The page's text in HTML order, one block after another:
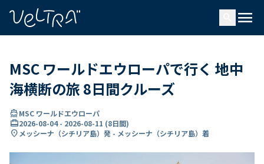
menu
MSC ワールドエウローパで行く 地中
海横断の旅 8日間クルーズ
directions_boatMSC ワールドエウローパ
card_travel2026-08-04- 2026-08-11 (8日間)
location_on メッシーナ（シチリア島）発 - メッシーナ（シチリア島）着